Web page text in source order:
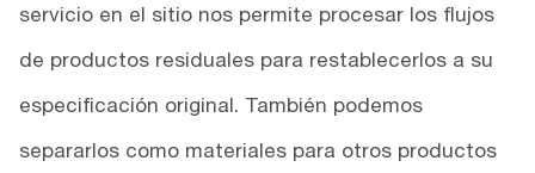
servicio en el sitio nos permite procesar los flujos
de productos residuales para restablecerlos a su
especificación original. También podemos
separarlos como materiales para otros productos